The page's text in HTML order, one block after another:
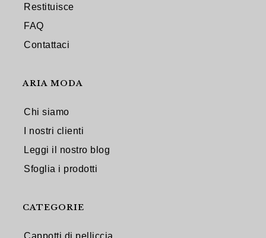
Restituisce
FAQ
Contattaci
ARIA MODA
Chi siamo
I nostri clienti
Leggi il nostro blog
Sfoglia i prodotti
CATEGORIE
Cappotti di pelliccia